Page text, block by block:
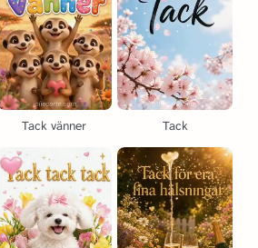
Tack vänner Tack